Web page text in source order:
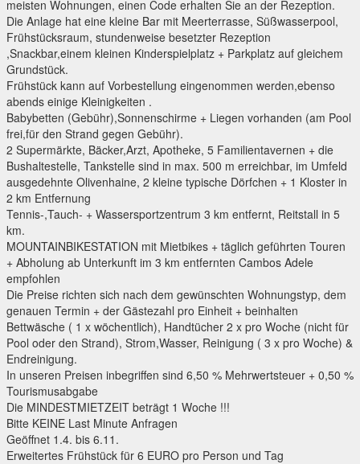
meisten Wohnungen, einen Code erhalten Sie an der Rezeption.
Die Anlage hat eine kleine Bar mit Meerterrasse, Süßwasserpool,
Frühstücksraum, stundenweise besetzter Rezeption
,Snackbar,einem kleinen Kinderspielplatz + Parkplatz auf gleichem
Grundstück.
Frühstück kann auf Vorbestellung eingenommen werden,ebenso
abends einige Kleinigkeiten .
Babybetten (Gebühr),Sonnenschirme + Liegen vorhanden (am Pool
frei,für den Strand gegen Gebühr).
2 Supermärkte, Bäcker,Arzt, Apotheke, 5 Familientavernen + die
Bushaltestelle, Tankstelle sind in max. 500 m erreichbar, im Umfeld
ausgedehnte Olivenhaine, 2 kleine typische Dörfchen + 1 Kloster in
2 km Entfernung
Tennis-,Tauch- + Wassersportzentrum 3 km entfernt, Reitstall in 5
km.
MOUNTAINBIKESTATION mit Mietbikes + täglich geführten Touren
+ Abholung ab Unterkunft im 3 km entfernten Cambos Adele
empfohlen
Die Preise richten sich nach dem gewünschten Wohnungstyp, dem
genauen Termin + der Gästezahl pro Einheit + beinhalten
Bettwäsche ( 1 x wöchentlich), Handtücher 2 x pro Woche (nicht für
Pool oder den Strand), Strom,Wasser, Reinigung ( 3 x pro Woche) &
Endreinigung.
In unseren Preisen inbegriffen sind 6,50 % Mehrwertsteuer + 0,50 %
Tourismusabgabe
Die MINDESTMIETZEIT beträgt 1 Woche !!!
Bitte KEINE Last Minute Anfragen
Geöffnet 1.4. bis 6.11.
Erweitertes Frühstück für 6 EURO pro Person und Tag